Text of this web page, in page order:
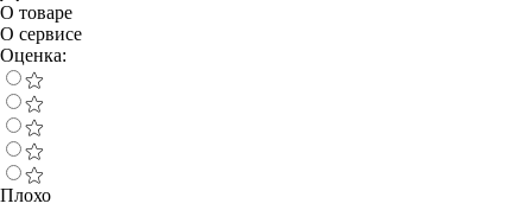
О товаре
О сервисе
Оценка:
Плохо